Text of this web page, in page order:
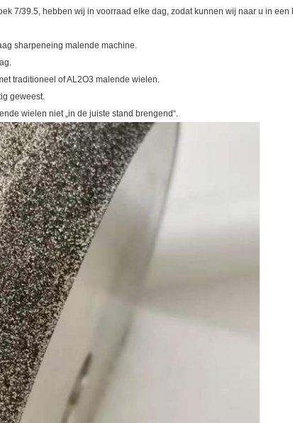
7/39.5, hebben wij in voorraad elke dag, zodat kunnen wij naar u in een
sharpeneing malende machine.
traditioneel of AL2O3 malende wielen.
geweest.
wielen niet „in de juiste stand brengend“.